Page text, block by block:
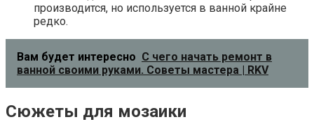
производится, но используется в ванной крайне
редко.
Вам будет интересно С чего начать ремонт в
ванной своими руками. Советы мастера | RKV
Сюжеты для мозаики